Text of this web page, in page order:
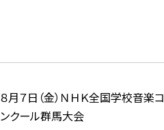
８月７日（金）ＮＨＫ全国学校音楽コ
ンクール群馬大会